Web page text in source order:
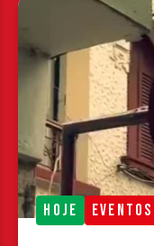
HOJE EVENTOS